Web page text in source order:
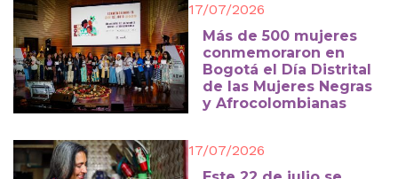
17/07/2026
Más de 500 mujeres
conmemoraron en
Bogotá el Día Distrital
de las Mujeres Negras
y Afrocolombianas
17/07/2026